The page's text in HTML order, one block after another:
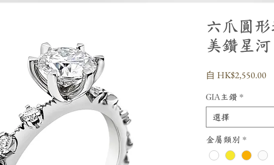
六爪圓
美鑽星河
自 HK$2,550.00促
GIA主鑽 *
選擇
金屬類別 *